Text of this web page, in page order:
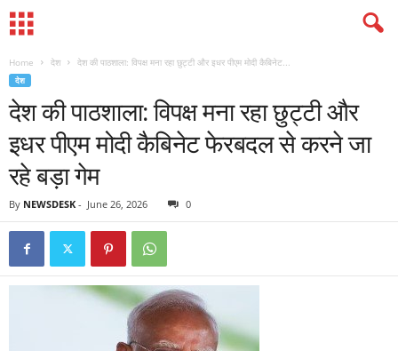
Home देश देश की पाठशाला: विपक्ष मना रहा छुट्टी और इधर पीएम मोदी कैबिनेट...
देश
देश की पाठशाला: विपक्ष मना रहा छुट्टी और
इधर पीएम मोदी कैबिनेट फेरबदल से करने जा
रहे बड़ा गेम
By NEWSDESK - June 26, 2026 0